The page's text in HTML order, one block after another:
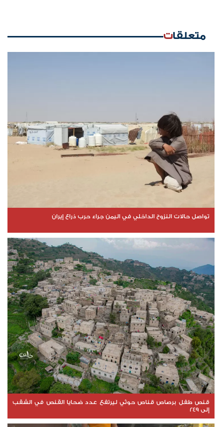
متعلقات
تواصل حالات النزوح الداخلي في اليمن جراء حرب ذراع إيران
قنص طفل برصاص قناص حوثي ليرتفع عدد ضحايا القنص في الشقب
إلى 249